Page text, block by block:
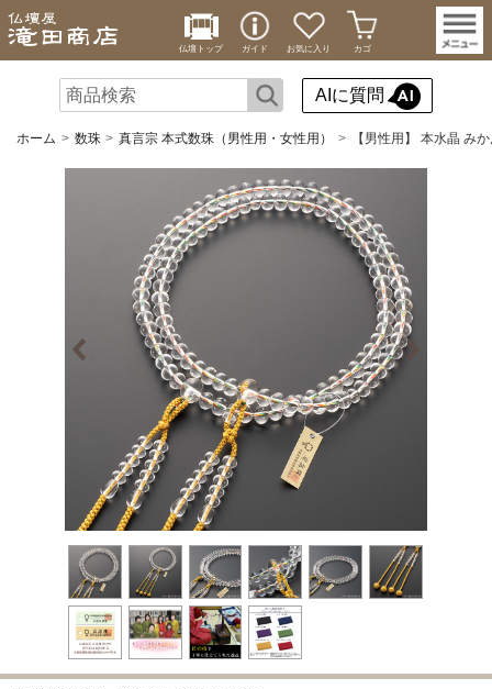
仏壇トップ ガイド お気に入り カゴ
AIに質問
ホーム 数珠 真言宗 本式数珠（男性用・女性用） 【男性用】 本水晶 み